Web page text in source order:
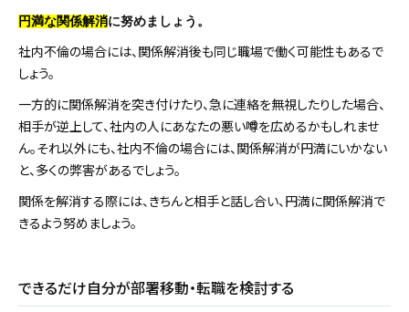
円満な関係解消に努めましょう。
社内不倫の場合には、関係解消後も同じ職場で働く可能性もあるで
しょう。
一方的に関係解消を突き付けたり、急に連絡を無視したりした場合、
相手が逆上して、社内の人にあなたの悪い噂を広めるかもしれませ
ん。それ以外にも、社内不倫の場合には、関係解消が円満にいかない
と、多くの弊害があるでしょう。
関係を解消する際には、きちんと相手と話し合い、円満に関係解消で
きるよう努めましょう。
できるだけ自分が部署移動・転職を検討する